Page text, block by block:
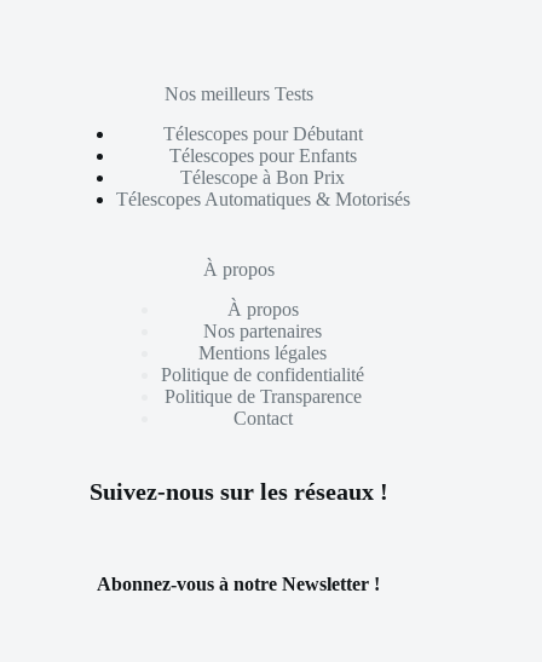
Nos meilleurs Tests
Télescopes pour Débutant
Télescopes pour Enfants
Télescope à Bon Prix
Télescopes Automatiques & Motorisés
À propos
À propos
Nos partenaires
Mentions légales
Politique de confidentialité
Politique de Transparence
Contact
Suivez-nous sur les réseaux !
Abonnez-vous à notre Newsletter !